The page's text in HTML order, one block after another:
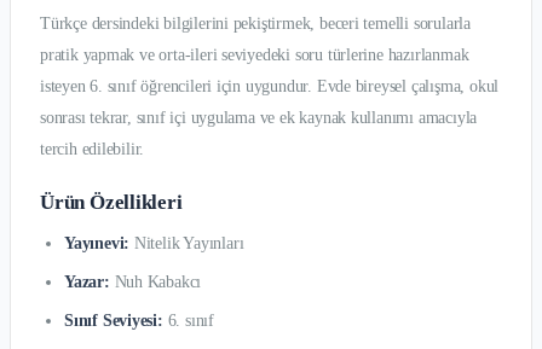
Türkçe dersindeki bilgilerini pekiştirmek, beceri temelli sorularla
pratik yapmak ve orta-ileri seviyedeki soru türlerine hazırlanmak
isteyen 6. sınıf öğrencileri için uygundur. Evde bireysel çalışma, okul
sonrası tekrar, sınıf içi uygulama ve ek kaynak kullanımı amacıyla
tercih edilebilir.
Ürün Özellikleri
Yayınevi: Nitelik Yayınları
Yazar: Nuh Kabakcı
Sınıf Seviyesi: 6. sınıf